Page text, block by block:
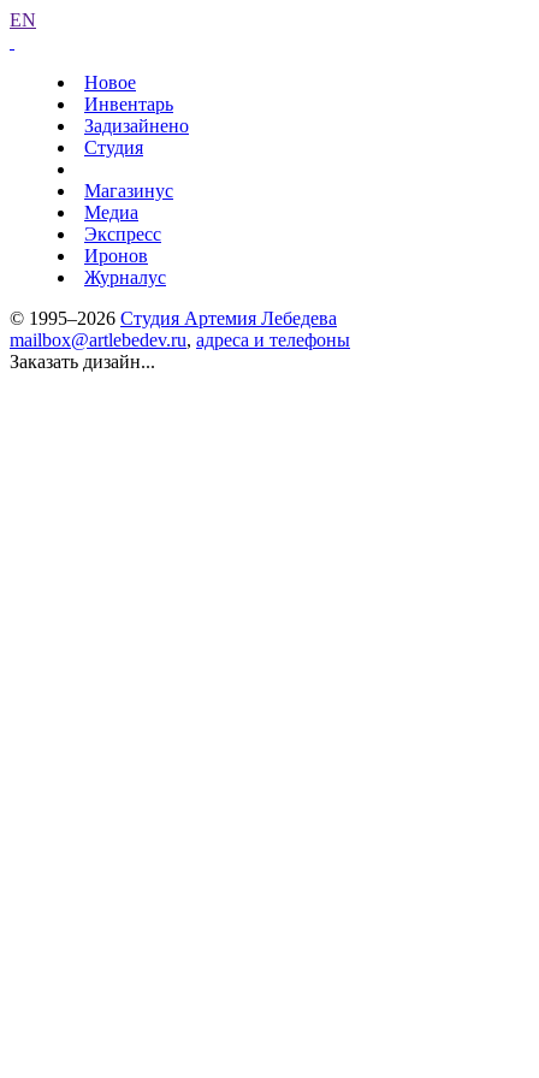
EN
Новое
Инвентарь
Задизайнено
Студия
Магазинус
Медиа
Экспресс
Иронов
Журналус
© 1995–2026 Студия Артемия Лебедева
mailbox@artlebedev.ru, адреса и телефоны
Заказать дизайн...